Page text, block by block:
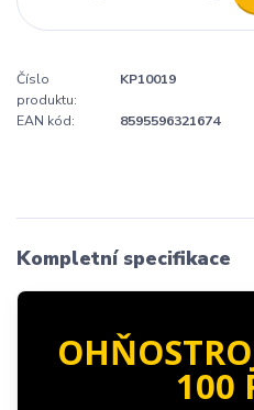
Číslo
produktu:
KP10019
EAN kód: 8595596321674
Kompletní specifikace
100